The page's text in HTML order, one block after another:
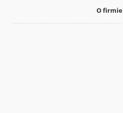
O firmie